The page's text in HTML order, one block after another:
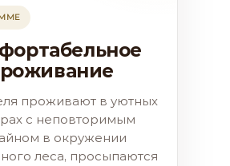
проживают в уютных
с неповторимым
в окружении
леса, просыпаются